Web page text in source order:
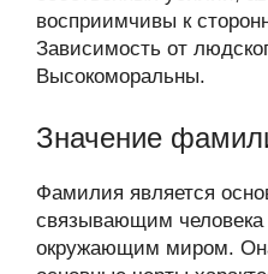
восприимчивы к
Зависимость от
Высокоморальны.
Значение
Фамилия является
связывающим человека
окружающим миром.